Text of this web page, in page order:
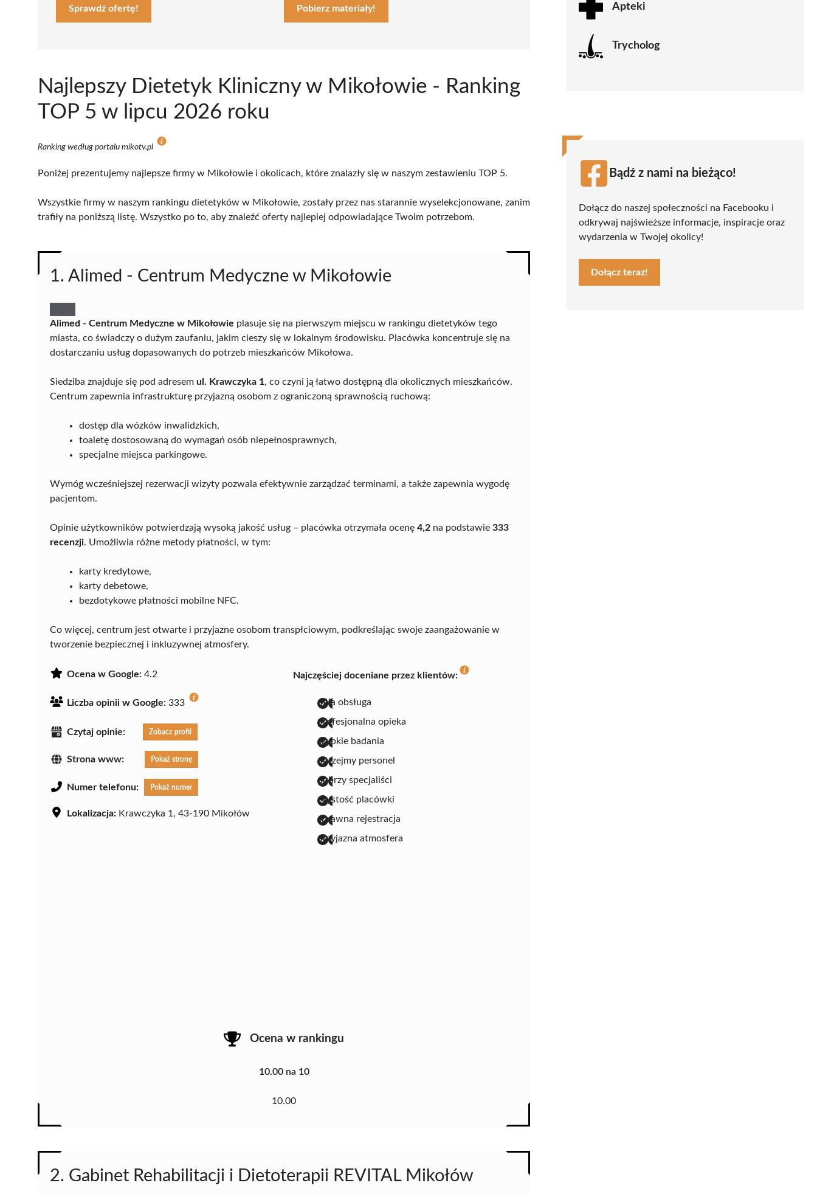
Sprawdź ofertę! Pobierz materiały!
Najlepszy Dietetyk Kliniczny w Mikołowie - Ranking
TOP 5 w lipcu 2026 roku
Ranking według portalu mikotv.pl
Poniżej prezentujemy najlepsze firmy w Mikołowie i okolicach, które znalazły się w naszym zestawieniu TOP 5.
Wszystkie firmy w naszym rankingu dietetyków w Mikołowie, zostały przez nas starannie wyselekcjonowane, zanim
trafiły na poniższą listę. Wszystko po to, aby znaleźć oferty najlepiej odpowiadające Twoim potrzebom.
1. Alimed - Centrum Medyczne w Mikołowie
Alimed - Centrum Medyczne w Mikołowie plasuje się na pierwszym miejscu w rankingu dietetyków tego
miasta, co świadczy o dużym zaufaniu, jakim cieszy się w lokalnym środowisku. Placówka koncentruje się na
dostarczaniu usług dopasowanych do potrzeb mieszkańców Mikołowa.
Siedziba znajduje się pod adresem ul. Krawczyka 1, co czyni ją łatwo dostępną dla okolicznych mieszkańców.
Centrum zapewnia infrastrukturę przyjazną osobom z ograniczoną sprawnością ruchową:
dostęp dla wózków inwalidzkich,
toaletę dostosowaną do wymagań osób niepełnosprawnych,
specjalne miejsca parkingowe.
Wymóg wcześniejszej rezerwacji wizyty pozwala efektywnie zarządzać terminami, a także zapewnia wygodę
pacjentom.
Opinie użytkowników potwierdzają wysoką jakość usług – placówka otrzymała ocenę 4,2 na podstawie 333
recenzji. Umożliwia różne metody płatności, w tym:
karty kredytowe,
karty debetowe,
bezdotykowe płatności mobilne NFC.
Co więcej, centrum jest otwarte i przyjazne osobom transpłciowym, podkreślając swoje zaangażowanie w
tworzenie bezpiecznej i inkluzywnej atmosfery.
Ocena w Google: 4.2
Liczba opinii w Google: 333
Czytaj opinie: Zobacz profil
Strona www: Pokaż stronę
Numer telefonu: Pokaż numer
Lokalizacja: Krawczyka 1, 43-190 Mikołów
Najczęściej doceniane przez klientów:
miła obsługa
profesjonalna opieka
szybkie badania
uprzejmy personel
dobrzy specjaliści
czystość placówki
sprawna rejestracja
przyjazna atmosfera
Ocena w rankingu
10.00 na 10
10.00
2. Gabinet Rehabilitacji i Dietoterapii REVITAL Mikołów
Apteki
Trycholog
Bądź z nami na bieżąco!
Dołącz do naszej społeczności na Facebooku i
odkrywaj najświeższe informacje, inspiracje oraz
wydarzenia w Twojej okolicy!
Dołącz teraz!